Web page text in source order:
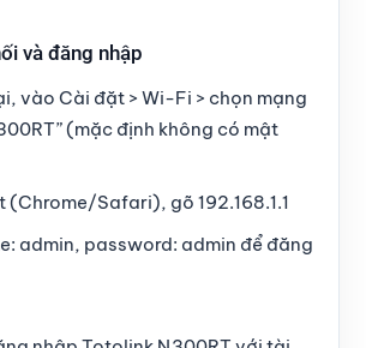
và đăng nhập
vào Cài đặt > Wi-Fi > chọn mạng
(mặc định không có mật
(Chrome/Safari), gõ 192.168.1.1
admin, password: admin để đăng